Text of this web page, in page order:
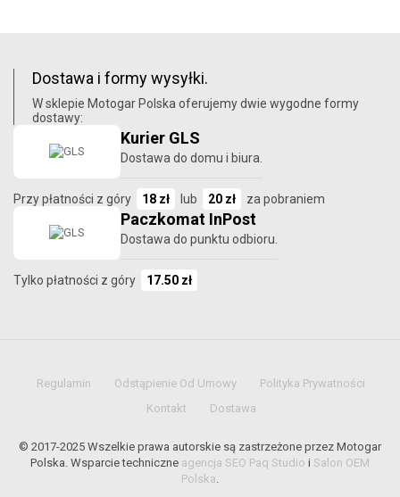
Dostawa i formy wysyłki.
W sklepie Motogar Polska oferujemy dwie wygodne formy
dostawy:
Kurier GLS
Dostawa do domu i biura.
Przy płatności z góry 18 zł lub 20 zł za pobraniem
Paczkomat InPost
Dostawa do punktu odbioru.
Tylko płatności z góry 17.50 zł
Regulamin Odstąpienie Od Umowy
Polityka Prywatności
Kontakt
Dostawa
© 2017-2025 Wszelkie prawa autorskie są zastrzeżone przez Motogar
Polska. Wsparcie techniczne agencja SEO Paq Studio i Salon OEM
Polska